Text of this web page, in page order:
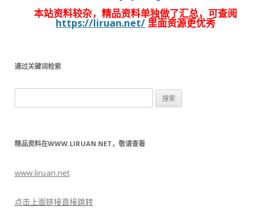
本站资料较杂，精品资料单独做了汇总，可查阅
https://liruan.net/ 里面资源更优秀
通过关键词检索
索：
精品资料在WWW.LIRUAN.NET，敬请查看
www.liruan.net
点击上面链接直接跳转